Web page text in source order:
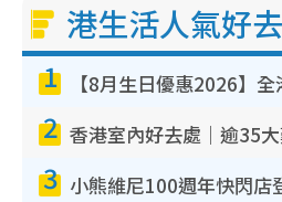
港生活人氣好
1
2
3